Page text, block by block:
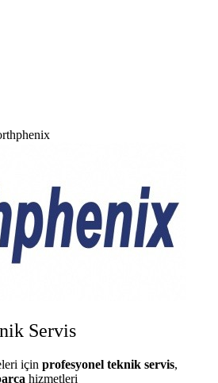
Servis
için profesyonel teknik servis,
hizmetleri